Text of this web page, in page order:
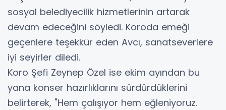
sosyal belediyecilik hizmetlerinin artarak
devam edeceğini söyledi. Koroda emeği
geçenlere teşekkür eden Avcı, sanatseverlere
iyi seyirler diledi.
Koro Şefi Zeynep Özel ise ekim ayından bu
yana konser hazırlıklarını sürdürdüklerini
belirterek, "Hem çalışıyor hem eğleniyoruz.